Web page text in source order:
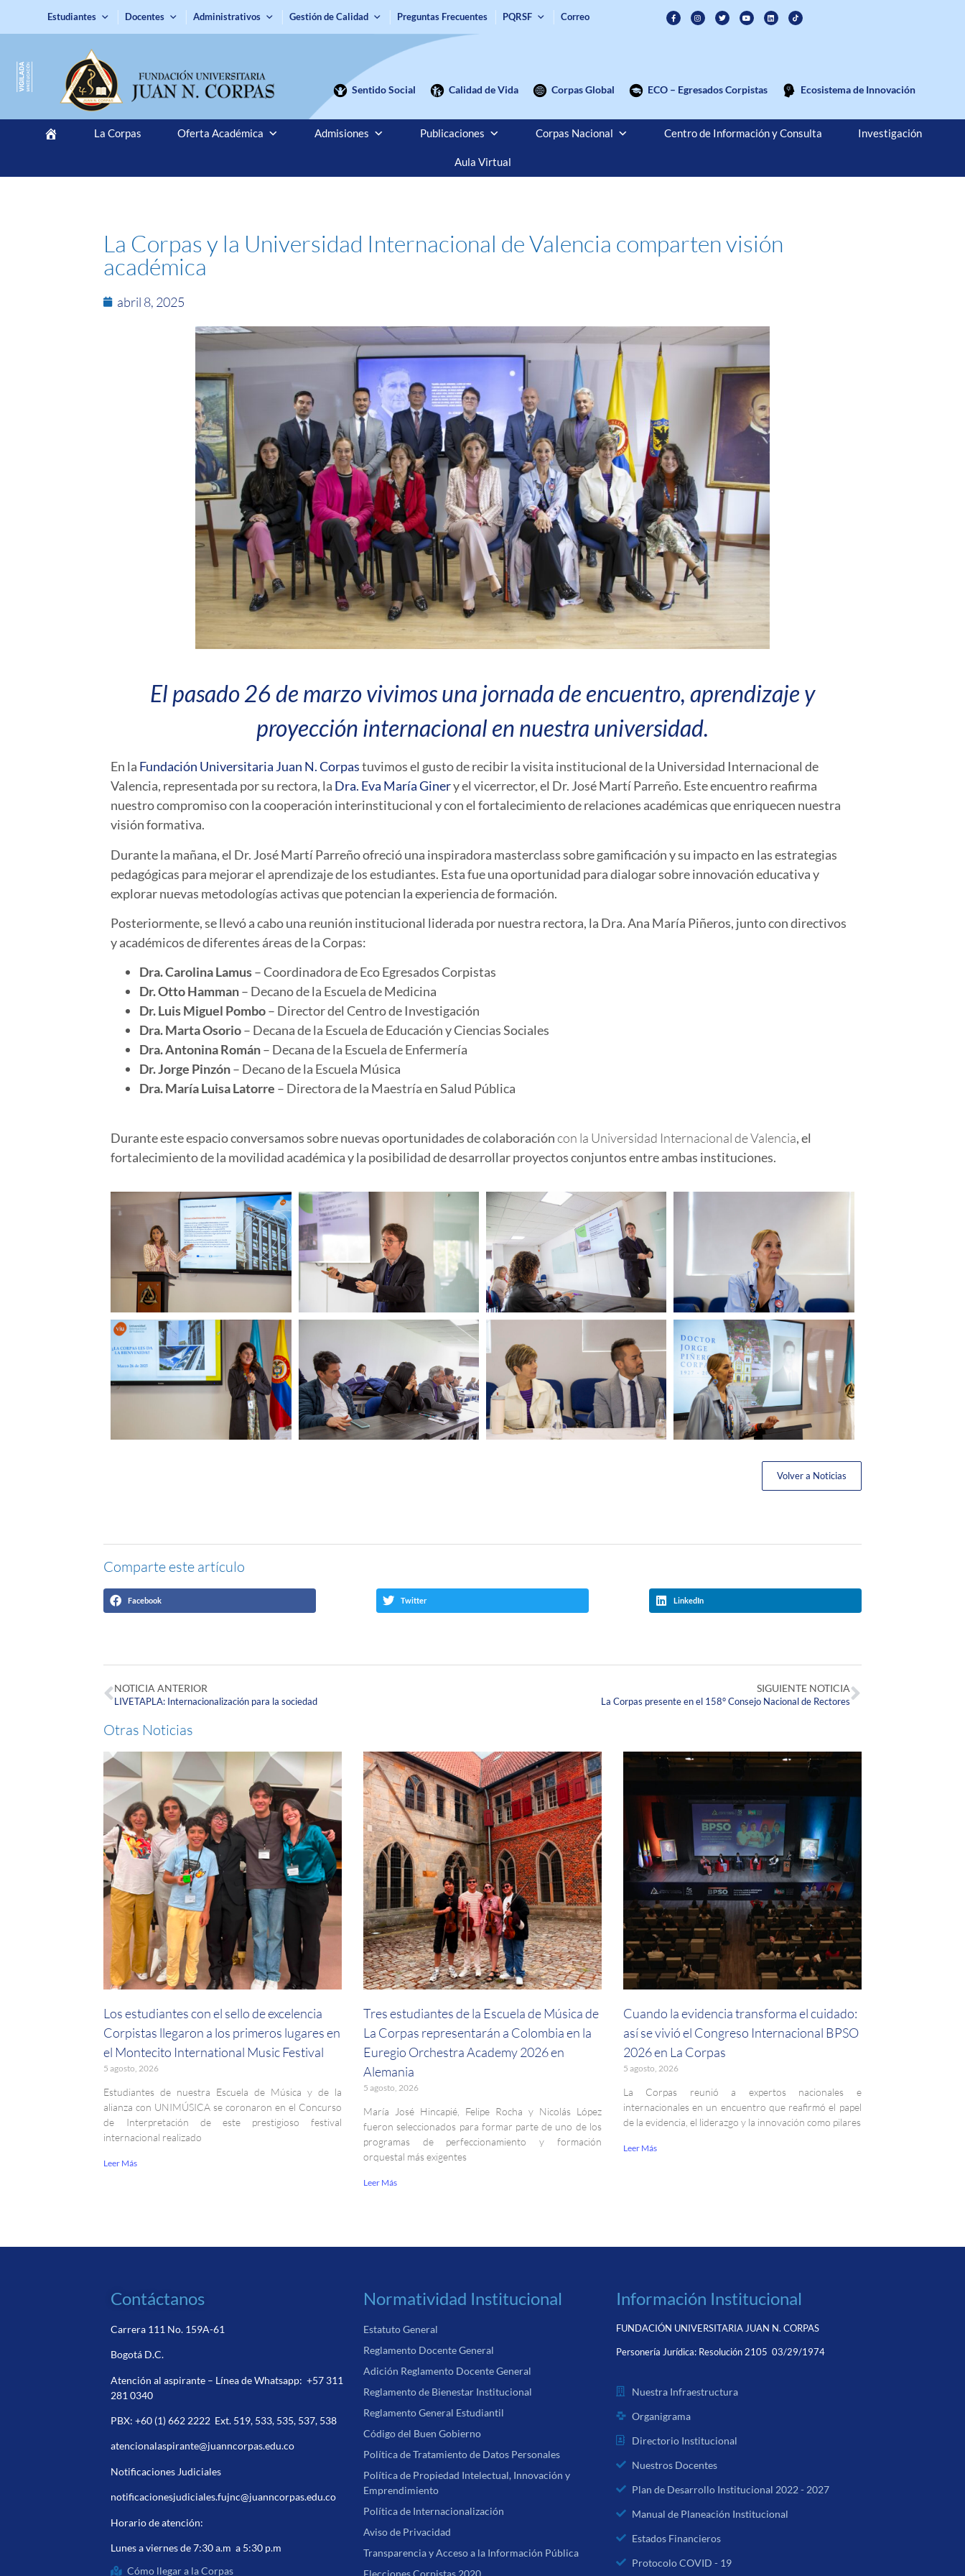
Estudiantes Docentes Administrativos Gestión de Calidad Preguntas Frecuentes PQRSF Correo
Sentido Social Calidad de Vida Corpas Global ECO – Egresados Corpistas Ecosistema de Innovación
La Corpas Oferta Académica Admisiones Publicaciones Corpas Nacional Centro de Información y Consulta Investigación
Aula Virtual
La Corpas y la Universidad Internacional de Valencia comparten visión
académica
abril 8, 2025
El pasado 26 de marzo vivimos una jornada de encuentro, aprendizaje y
proyección internacional en nuestra universidad.
En la Fundación Universitaria Juan N. Corpastuvimos el gusto de recibir la visita institucional de la Universidad Internacional de
Valencia, representada por su rectora, la Dra. Eva María Ginery elvicerrector, el Dr. José Martí Parreño. Este encuentro reafirma
nuestro compromiso con lacooperación interinstitucional y con el fortalecimiento de relaciones académicas que enriquecen nuestra
visión formativa.
Durante la mañana, el Dr. José Martí Parreñoofreció una inspiradora masterclasssobre gamificacióny su impacto en lasestrategias
pedagógicas para mejorar el aprendizaje de los estudiantes. Esta fue una oportunidad para dialogar sobreinnovación educativay
explorar nuevas metodologías activas que potencian la experiencia de formación.
Posteriormente, se llevó a cabo una reunión institucional liderada por nuestra rectora, la Dra. Ana María Piñeros, junto con directivos
y académicos de diferentes áreas de la Corpas:
Dra. Carolina Lamus– Coordinadora de Eco Egresados Corpistas
Dr. Otto Hamman– Decano de la Escuela de Medicina
Dr. Luis Miguel Pombo– Director del Centro de Investigación
Dra. Marta Osorio– Decana de la Escuela de Educación y Ciencias Sociales
Dra. Antonina Román– Decana de la Escuela de Enfermería
Dr. Jorge Pinzón– Decano de la Escuela Música
Dra. María Luisa Latorre – Directora de la Maestría en Salud Pública
Durante este espacio conversamos sobrenuevas oportunidades de colaboracióncon la Universidad Internacional de Valencia, el
fortalecimiento de la movilidad académicay la posibilidad de desarrollarproyectos conjuntosentre ambas instituciones.
Volver a Noticias
Comparte este artículo
Facebook Twitter LinkedIn
NOTICIA ANTERIOR
LIVETAPLA: Internacionalización para la sociedad
SIGUIENTE NOTICIA
La Corpas presente en el 158° Consejo Nacional de Rectores
Otras Noticias
Los estudiantes con el sello de excelencia
Corpistas llegaron a los primeros lugares en
el Montecito International Music Festival
5 agosto, 2026
Estudiantes de nuestra Escuela de Música y de la
alianza con UNIMÚSICA se coronaron en el Concurso
de Interpretación de este prestigioso festival
internacional realizado
Leer Más
Tres estudiantes de la Escuela de Música de
La Corpas representarán a Colombia en la
Euregio Orchestra Academy 2026 en
Alemania
5 agosto, 2026
María José Hincapié, Felipe Rocha y Nicolás López
fueron seleccionados para formar parte de uno de los
programas de perfeccionamiento y formación
orquestal más exigentes
Leer Más
Cuando la evidencia transforma el cuidado:
así se vivió el Congreso Internacional BPSO
2026 en La Corpas
5 agosto, 2026
La Corpas reunió a expertos nacionales e
internacionales en un encuentro que reafirmó el papel
de la evidencia, el liderazgo y la innovación como pilares
Leer Más
Contáctanos
Carrera 111 No. 159A-61
Bogotá D.C.
Atención al aspirante – Línea de Whatsapp:+57 311
281 0340
PBX:+60 (1) 662 2222 Ext. 519, 533, 535, 537, 538
atencionalaspirante@juanncorpas.edu.co
Notificaciones Judiciales
notificacionesjudiciales.fujnc@juanncorpas.edu.co
Horario de atención:
Lunes a viernes de 7:30 a.m a 5:30 p.m
Cómo llegar a la Corpas
Normatividad Institucional
Estatuto General
Reglamento Docente General
Adición Reglamento Docente General
Reglamento de Bienestar Institucional
Reglamento General Estudiantil
Código del Buen Gobierno
Política de Tratamiento de Datos Personales
Política de Propiedad Intelectual, Innovación y
Emprendimiento
Política de Internacionalización
Aviso de Privacidad
Transparencia y Acceso a la Información Pública
Elecciones Corpistas 2020
Información Institucional
FUNDACIÓN UNIVERSITARIA JUAN N. CORPAS
Personería Jurídica: Resolución 2105 03/29/1974
Nuestra Infraestructura
Organigrama
Directorio Institucional
Nuestros Docentes
Plan de Desarrollo Institucional 2022 - 2027
Manual de Planeación Institucional
Estados Financieros
Protocolo COVID - 19